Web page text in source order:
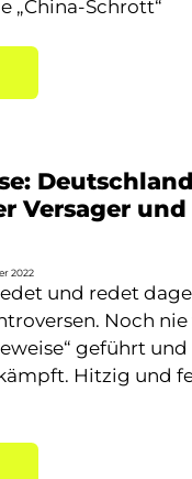
„China-Schrott“
Versager
2022
und redet
Noch
geführt
Hitzig und